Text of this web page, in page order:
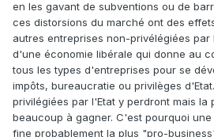
en les gavant de subventions ou de
ces distorsions du marché ont des
autres entreprises non-privélégiées par
d'une économie libérale qui donne au
tous les types d'entreprises pour se
impôts, bureaucratie ou privilèges
privilégiées par l'Etat y perdront mais la
beaucoup à gagner. C'est pourquoi
fine probablement la plus "pro-